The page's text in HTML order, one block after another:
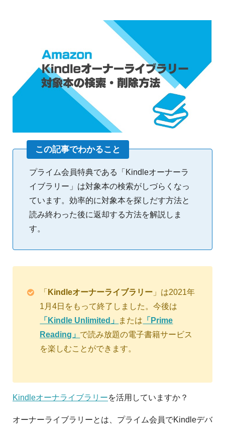
この記事でわかること
プライム会員特典である「Kindleオーナーラ
イブラリー」は対象本の検索がしづらくなっ
ています。効率的に対象本を探しだす方法と
読み終わった後に返却する方法を解説しま
す。
「 Kindleオーナーライブラリー 」は2021年
1月4日をもって終了しました。今後は
「Kindle Unlimited」
または 「Prime
Reading」 で読み放題の電子書籍サービス
を楽しむことができます。
Kindleオーナライブラリーを活用していますか？
オーナーライブラリーとは、プライム会員でKindleデバ